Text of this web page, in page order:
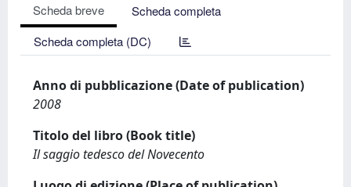
Scheda breve
Scheda completa
Scheda completa (DC)
Anno di pubblicazione (Date of publication)
2008
Titolo del libro (Book title)
Il saggio tedesco del Novecento